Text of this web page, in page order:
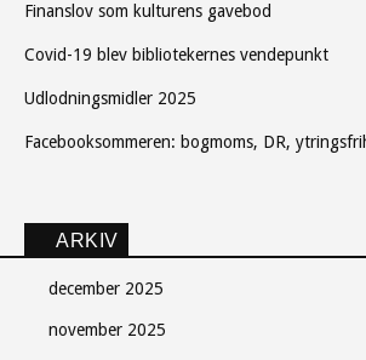
Finanslov som kulturens gavebod
Covid-19 blev bibliotekernes vendepunkt
Udlodningsmidler 2025
Facebooksommeren: bogmoms, DR,
ARKIV
december 2025
november 2025